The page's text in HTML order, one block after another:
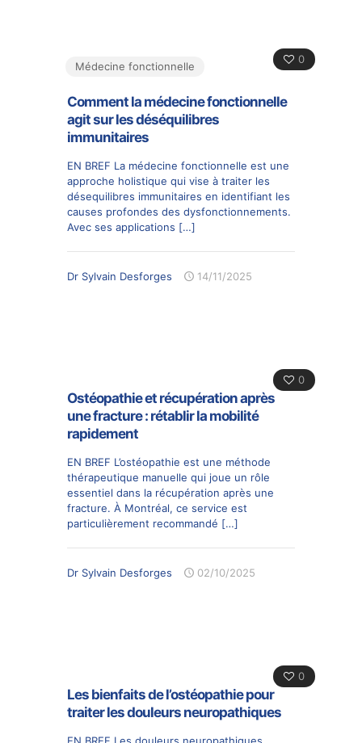
0
Médecine fonctionnelle
Comment la médecine fonctionnelle
agit sur les déséquilibres
immunitaires
EN BREF La médecine fonctionnelle est une
approche holistique qui vise à traiter les
désequilibres immunitaires en identifiant les
causes profondes des dysfonctionnements.
Avec ses applications […]
Dr Sylvain Desforges 14/11/2025
0
Ostéopathie et récupération après
une fracture : rétablir la mobilité
rapidement
EN BREF L’ostéopathie est une méthode
thérapeutique manuelle qui joue un rôle
essentiel dans la récupération après une
fracture. À Montréal, ce service est
particulièrement recommandé […]
Dr Sylvain Desforges 02/10/2025
0
Les bienfaits de l’ostéopathie pour
traiter les douleurs neuropathiques